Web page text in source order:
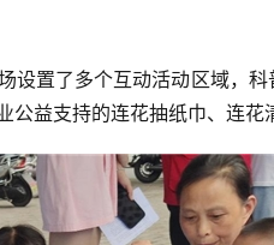
置了多个互动活动区域，
益支持的连花抽纸巾、连花